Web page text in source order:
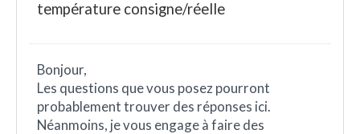
température consigne/réelle
Bonjour,
Les questions que vous posez pourront
probablement trouver des réponses ici.
Néanmoins, je vous engage à faire des